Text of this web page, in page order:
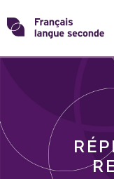
Skip
toTransformons
langue
THÈMES